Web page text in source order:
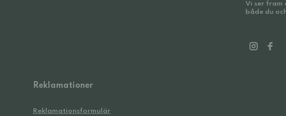
Vi ser fram
både du
Reklamationer
Reklamationsformulär